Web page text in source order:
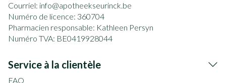
Courriel: info@apotheekseurinck.be
Numéro de licence: 360704
Pharmacien responsable: Kathleen Persyn
Numéro TVA: BE0419928044
Service à la clientèle
FAQ